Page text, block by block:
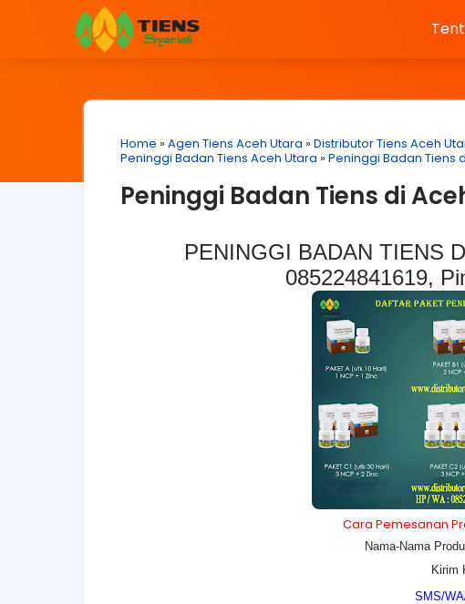
Home »Agen Tiens Aceh Utara »Distributor Tiens Aceh
Peninggi Badan Tiens Aceh Utara »Peninggi Badan Tiens
Peninggi Badan Tiens di
PENINGGI BADAN TIENS
085224841619,
Cara Pemesanan
Nama-Nama
Kirim
SMS/